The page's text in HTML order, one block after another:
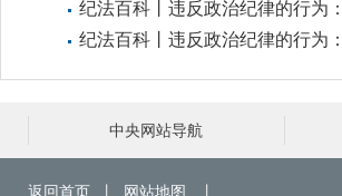
程”、“政绩工程”
纪法百科丨违反政治纪律的行为
主义
纪法百科丨违反政治纪律的行为
中央网站导航
返回首页 网站地图